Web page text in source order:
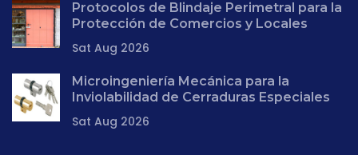
Protocolos de Blindaje Perimetral para la
Protección de Comercios y Locales
Sat Aug 2026
Microingeniería Mecánica para la
Inviolabilidad de Cerraduras Especiales
Sat Aug 2026